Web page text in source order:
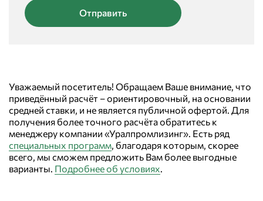
Уважаемый посетитель! Обращаем Ваше внимание, что
приведённый расчёт – ориентировочный, на основании
средней ставки, и не является публичной офертой. Для
получения более точного расчёта обратитесь к
менеджеру компании «Уралпромлизинг». Есть ряд
специальных программ, благодаря которым, скорее
всего, мы сможем предложить Вам более выгодные
варианты.
Подробнее об условиях.